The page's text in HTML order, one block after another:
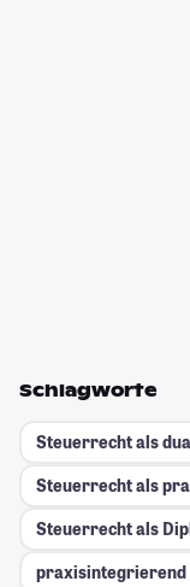
Schlagworte
Steuerrecht als
Steuerrecht als
Steuerrecht als
praxisintegrierend